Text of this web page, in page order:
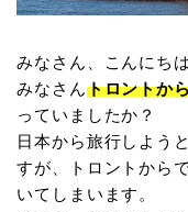
みなさん、こんにち
みなさんトロントか
っていましたか？
日本から旅行しよう
すが、トロントから
いてしまいます。